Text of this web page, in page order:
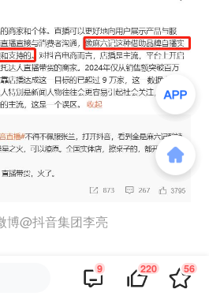
博@抖音集团李亮
部+商家自播”倾斜，实现
9 220 56